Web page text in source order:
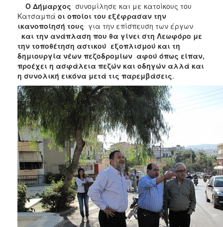
Ο Δήμαρχος συνομίλησε και με κατοίκους του
Κατσαμπά οι οποίοι του εξέφρασαν την
ικανοποίησή τους για την επίσπευση των έργων
και την ανάπλαση που θα γίνει στη Λεωφόρο με
την τοποθέτηση αστικού εξοπλισμού και τη
δημιουργία νέων πεζοδρομίων αφού όπως είπαν,
προέχει η ασφάλεια πεζών και οδηγών αλλά και
η συνολική εικόνα μετά τις παρεμβάσεις.